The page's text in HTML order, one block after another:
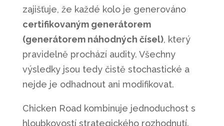
zajišťuje, že každé kolo je generováno
certifikovaným generátorem
(generátorem náhodných čísel), který
pravidelně prochází audity. Všechny
výsledky jsou tedy čistě stochastické a
nejde je odhadnout ani modifikovat.
Chicken Road kombinuje jednoduchost s
hloubkovostí strategického rozhodnutí.